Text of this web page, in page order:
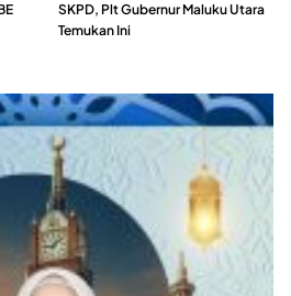
SKPD, Plt Gubernur Maluku Utara
Temukan Ini